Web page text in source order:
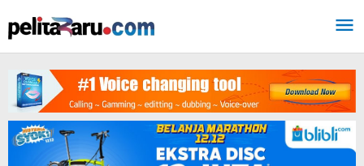
ke
konten